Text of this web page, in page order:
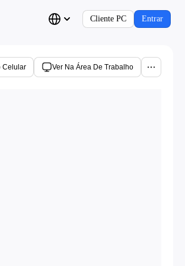
Cliente PC Entrar
Celular Ver Na Área De Trabalho